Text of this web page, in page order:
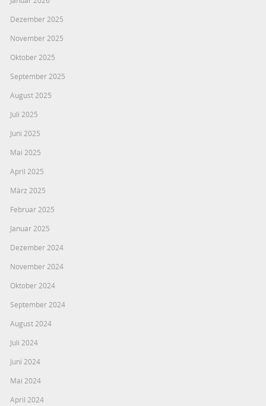
Dezember 2025
November 2025
Oktober 2025
September 2025
August 2025
Juli 2025
Juni 2025
Mai 2025
April 2025
März 2025
Februar 2025
Januar 2025
Dezember 2024
November 2024
Oktober 2024
September 2024
August 2024
Juli 2024
Juni 2024
Mai 2024
April 2024